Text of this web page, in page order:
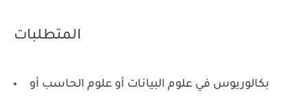
المتطلبات
بكالوريوس في علوم البيانات أو علوم الحاسب أو